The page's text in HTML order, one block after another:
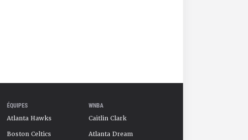
ÉQUIPES
Atlanta Hawks
Boston Celtics
WNBA
Caitlin Clark
Atlanta Dream